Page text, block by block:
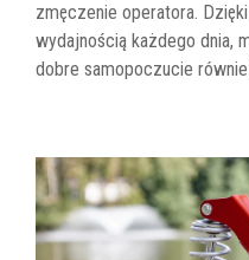
zmęczenie operatora.
wydajnością każdego dnia,
dobre samopoczucie